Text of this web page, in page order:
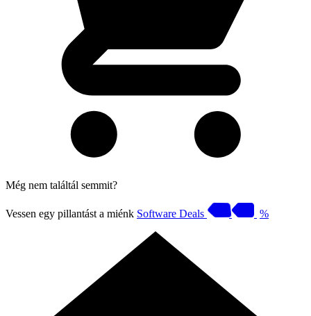
Még nem találtál semmit?
Vessen egy pillantást a miénk Software Deals %